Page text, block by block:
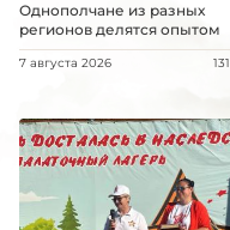
Однополчане из разных
регионов делятся опытом
7 августа 2026 131